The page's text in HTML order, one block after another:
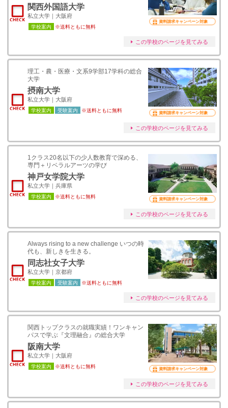
関西外国語大学
私立大学｜大阪府
学校案内 ※送料ともに無料
資料請求キャンペーン対象
この学校のページを見てみる
理工・農・医療・文系9学部17学科の総合
大学
摂南大学
私立大学｜大阪府
学校案内 受験案内 ※送料ともに無料 資料請求キャンペーン対象
この学校のページを見てみる
1クラス20名以下の少人数教育で深める、
専門＋リベラルアーツの学び
神戸女学院大学
私立大学｜兵庫県
学校案内 ※送料ともに無料 資料請求キャンペーン対象
この学校のページを見てみる
Always rising to a new challenge いつの時
代も、新しきを生きる。
同志社女子大学
私立大学｜京都府
学校案内 受験案内 ※送料ともに無料
この学校のページを見てみる
関西トップクラスの就職実績！ワンキャン
パスで学ぶ『文理融合』の総合大学
阪南大学
私立大学｜大阪府
学校案内 ※送料ともに無料 資料請求キャンペーン対象
この学校のページを見てみる